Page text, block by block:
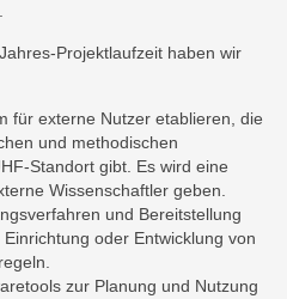
Projektlaufzeit haben wir
für externe Nutzer etablieren, die
und methodischen
Standort gibt. Es wird eine
Wissenschaftler geben.
und Bereitstellung
oder Entwicklung von
zur Planung und Nutzung